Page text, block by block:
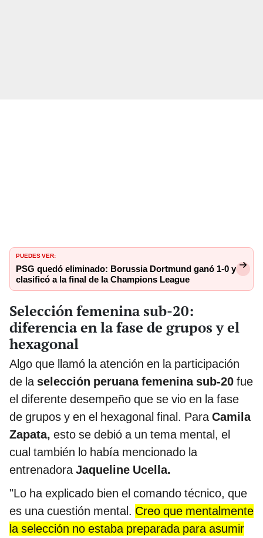
PUEDES VER:
PSG quedó eliminado: Borussia Dortmund ganó 1-0 y
clasificó a la final de la Champions League
Selección femenina sub-20:
diferencia en la fase de grupos y el
hexagonal
Algo que llamó la atención en la participación
de la selección peruana femenina sub-20 fue
el diferente desempeño que se vio en la fase
de grupos y en el hexagonal final. Para Camila
Zapata, esto se debió a un tema mental, el
cual también lo había mencionado la
entrenadora Jaqueline Ucella.
"Lo ha explicado bien el comando técnico, que
es una cuestión mental. Creo que mentalmente
la selección no estaba preparada para asumir